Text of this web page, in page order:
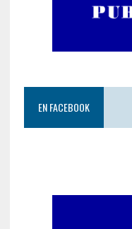
EN FACEBOOK